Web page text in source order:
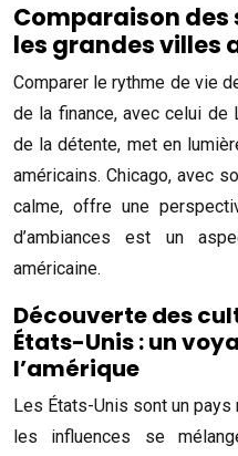
Comparaison des
les grandes villes
Comparer le rythme de vie
de la finance, avec celui
de la détente, met en
américains. Chicago, avec
calme, offre une
d’ambiances est un
américaine.
Découverte des
États-Unis : un
l’amérique
Les États-Unis sont un
les influences se